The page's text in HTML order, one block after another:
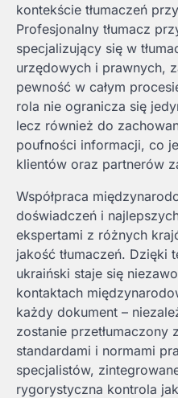
kontekście tłumaczeń
Profesjonalny tłumacz
specjalizujący się w
urzędowych i prawnych,
pewność w całym
rola nie ogranicza się
lecz również do
poufności informacji, co
klientów oraz partnerów
Współpraca
doświadczeń i
ekspertami z różnych
jakość tłumaczeń. Dzięki
ukraiński staje się
kontaktach
każdy dokument –
zostanie
standardami i normami
specjalistów,
rygorystyczna kontrola